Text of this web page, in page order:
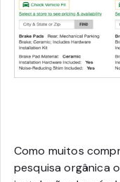
Como muitos
pesquisa orgânica